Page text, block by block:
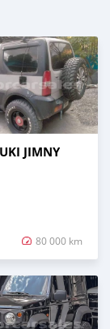
JIMNY
80 000 km